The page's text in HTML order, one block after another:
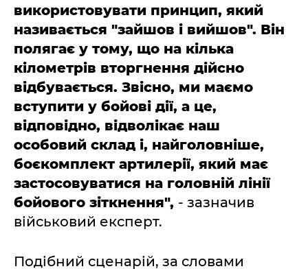
використовувати принцип, який
називається "зайшов і вийшов". Він
полягає у тому, що на кілька
кілометрів вторгнення дійсно
відбувається. Звісно, ми маємо
вступити у бойові дії, а це,
відповідно, відволікає наш
особовий склад і, найголовніше,
боєкомплект артилерії, який має
застосовуватися на головній лінії
бойового зіткнення", - зазначив
військовий експерт.
Подібний сценарій, за словами